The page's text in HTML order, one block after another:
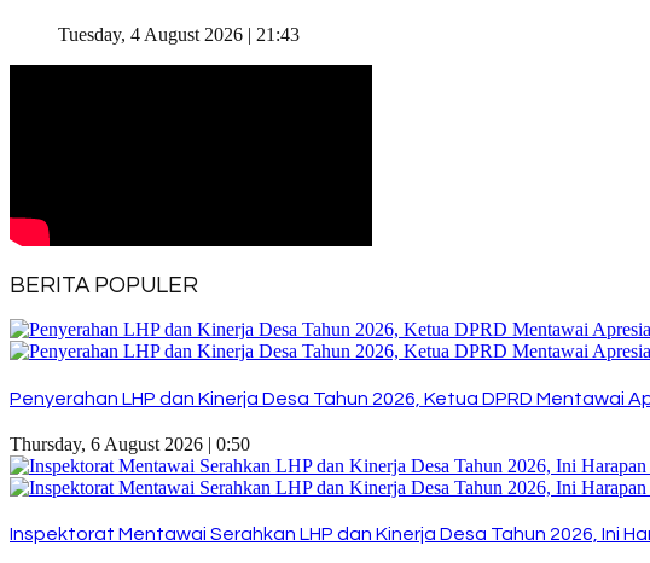
Tuesday, 4 August 2026 | 21:43
BERITA POPULER
Penyerahan LHP dan Kinerja Desa Tahun 2026, Ketua DPRD Mentawai
Thursday, 6 August 2026 | 0:50
Inspektorat Mentawai Serahkan LHP dan Kinerja Desa Tahun 2026, Ini